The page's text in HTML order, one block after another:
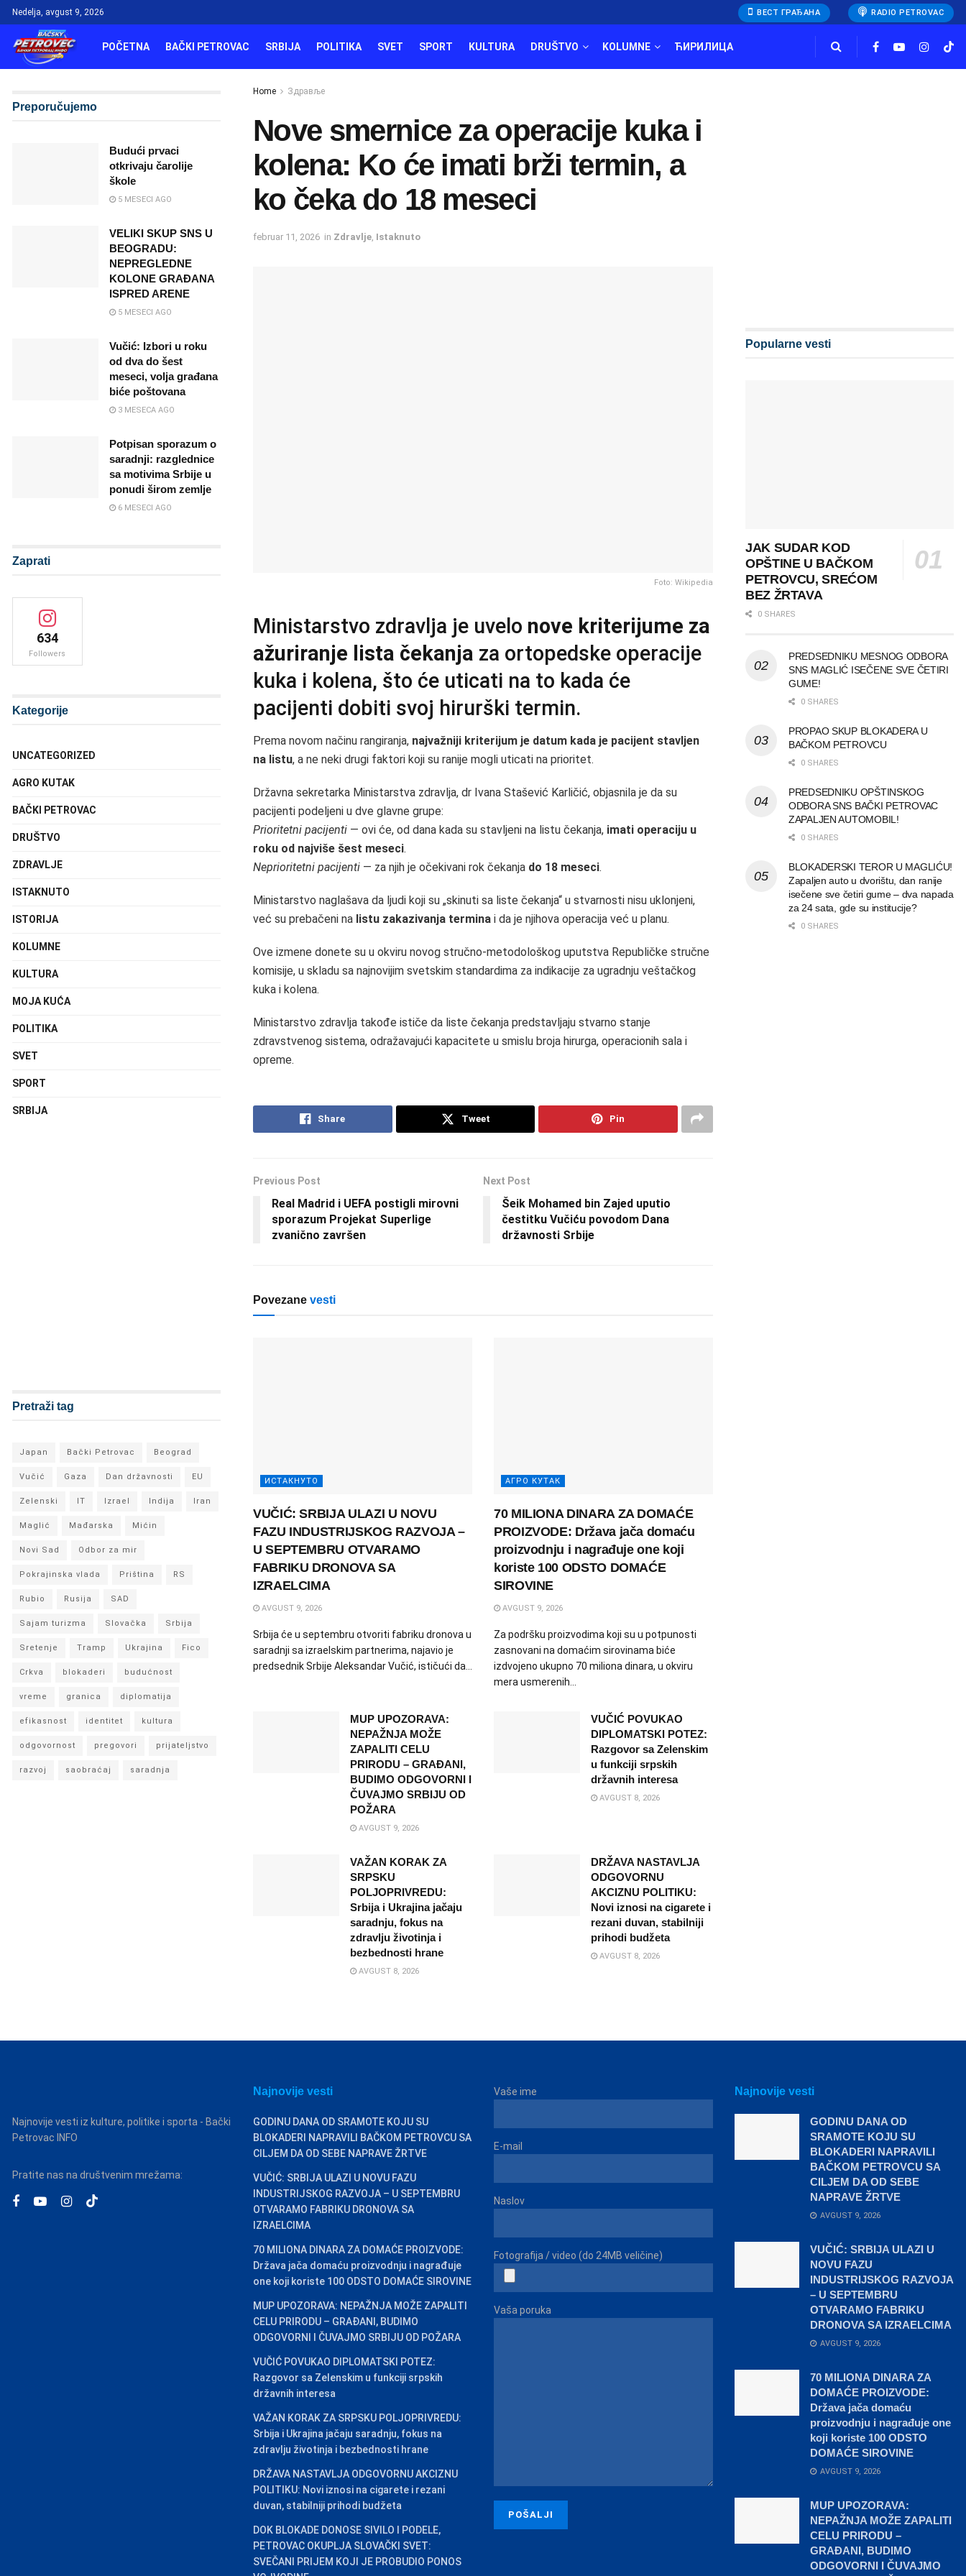
Nedelja, avgust 9, 2026 ВЕСТ ГРАЂАНА RADIO PETROVAC
POČETNA BAČKI PETROVAC SRBIJA POLITIKA SVET SPORT KULTURA DRUŠTVO KOLUMNE ЋИРИЛИЦА
Home Здравље
Nove smernice za operacije kuka i
kolena: Ko će imati brži termin, a
ko čeka do 18 meseci
februar 11, 2026 in Zdravlje Istaknuto
Foto: Wikipedia
Ministarstvo zdravlja je uvelo nove kriterijume za
ažuriranje lista čekanja za ortopedske operacije
kuka i kolena, što će uticati na to kada će
pacijenti dobiti svoj hirurški termin.
Prema novom načinu rangiranja, najvažniji kriterijum je datum kada je pacijent stavljen
na listu, a ne neki drugi faktori koji su ranije mogli uticati na prioritet.
Državna sekretarka Ministarstva zdravlja, dr Ivana Stašević Karličić, objasnila je da su
pacijenti podeljeni u dve glavne grupe:
Prioritetni pacijenti — ovi će, od dana kada su stavljeni na listu čekanja, imati operaciju u
roku od najviše šest meseci.
Neprioritetni pacijenti — za njih je očekivani rok čekanja do 18 meseci.
Ministarstvo naglašava da ljudi koji su „skinuti sa liste čekanja“ u stvarnosti nisu uklonjeni,
već su prebačeni na listu zakazivanja termina i da je njihova operacija već u planu.
Ove izmene donete su u okviru novog stručno-metodološkog uputstva Republičke stručne
komisije, u skladu sa najnovijim svetskim standardima za indikacije za ugradnju veštačkog
kuka i kolena.
Ministarstvo zdravlja takođe ističe da liste čekanja predstavljaju stvarno stanje
zdravstvenog sistema, odražavajući kapacitete u smislu broja hirurga, operacionih sala i
opreme.
Share Tweet Pin
Previous Post
Real Madrid i UEFA postigli mirovni
sporazum Projekat Superlige
zvanično završen
Next Post
Šeik Mohamed bin Zajed uputio
čestitku Vučiću povodom Dana
državnosti Srbije
Povezane vesti
ИСТАКНУТО
VUČIĆ: SRBIJA ULAZI U NOVU
FAZU INDUSTRIJSKOG RAZVOJA –
U SEPTEMBRU OTVARAMO
FABRIKU DRONOVA SA
IZRAELCIMA
AVGUST 9, 2026
Srbija će u septembru otvoriti fabriku dronova u
saradnji sa izraelskim partnerima, najavio je
predsednik Srbije Aleksandar Vučić, ističući da...
АГРО КУТАК
70 MILIONA DINARA ZA DOMAĆE
PROIZVODE: Država jača domaću
proizvodnju i nagrađuje one koji
koriste 100 ODSTO DOMAĆE
SIROVINE
AVGUST 9, 2026
Za podršku proizvodima koji su u potpunosti
zasnovani na domaćim sirovinama biće
izdvojeno ukupno 70 miliona dinara, u okviru
mera usmerenih...
MUP UPOZORAVA:
NEPAŽNJA MOŽE
ZAPALITI CELU
PRIRODU – GRAĐANI,
BUDIMO ODGOVORNI I
ČUVAJMO SRBIJU OD
POŽARA
AVGUST 9, 2026
VUČIĆ POVUKAO
DIPLOMATSKI POTEZ:
Razgovor sa Zelenskim
u funkciji srpskih
državnih interesa
AVGUST 8, 2026
VAŽAN KORAK ZA
SRPSKU
POLJOPRIVREDU:
Srbija i Ukrajina jačaju
saradnju, fokus na
zdravlju životinja i
bezbednosti hrane
AVGUST 8, 2026
DRŽAVA NASTAVLJA
ODGOVORNU
AKCIZNU POLITIKU:
Novi iznosi na cigarete i
rezani duvan, stabilniji
prihodi budžeta
AVGUST 8, 2026
Preporučujemo
Budući prvaci
otkrivaju čarolije
škole
5 MESECI AGO
VELIKI SKUP SNS U
BEOGRADU:
NEPREGLEDNE
KOLONE GRAĐANA
ISPRED ARENE
5 MESECI AGO
Vučić: Izbori u roku
od dva do šest
meseci, volja građana
biće poštovana
3 MESECA AGO
Potpisan sporazum o
saradnji: razglednice
sa motivima Srbije u
ponudi širom zemlje
6 MESECI AGO
Zaprati
634
Followers
Kategorije
UNCATEGORIZED
AGRO KUTAK
BAČKI PETROVAC
DRUŠTVO
ZDRAVLJE
ISTAKNUTO
ISTORIJA
KOLUMNE
KULTURA
MOJA KUĆA
POLITIKA
SVET
SPORT
SRBIJA
Pretraži tag
Japan Bački Petrovac Beograd
Vučić Gaza Dan državnosti EU
Zelenski IT Izrael Indija Iran
Maglić Mađarska Mićin
Novi Sad Odbor za mir
Pokrajinska vlada Priština RS
Rubio Rusija SAD
Sajam turizma Slovačka Srbija
Sretenje Tramp Ukrajina Fico
Crkva blokaderi budućnost
vreme granica diplomatija
efikasnost identitet kultura
odgovornost pregovori prijateljstvo
razvoj saobraćaj saradnja
Popularne vesti
JAK SUDAR KOD
OPŠTINE U BAČKOM
PETROVCU, SREĆOM
BEZ ŽRTAVA
0 SHARES
PREDSEDNIKU MESNOG ODBORA
SNS MAGLIĆ ISEČENE SVE ČETIRI
GUME!
0 SHARES
PROPAO SKUP BLOKADERA U
BAČKOM PETROVCU
0 SHARES
PREDSEDNIKU OPŠTINSKOG
ODBORA SNS BAČKI PETROVAC
ZAPALJEN AUTOMOBIL!
0 SHARES
BLOKADERSKI TEROR U MAGLIĆU!
Zapaljen auto u dvorištu, dan ranije
isečene sve četiri gume – dva napada
za 24 sata, gde su institucije?
0 SHARES
Najnovije vesti iz kulture, politike i sporta - Bački
Petrovac INFO
Pratite nas na društvenim mrežama:
Najnovije vesti
GODINU DANA OD SRAMOTE KOJU SU
BLOKADERI NAPRAVILI BAČKOM PETROVCU SA
CILJEM DA OD SEBE NAPRAVE ŽRTVE
VUČIĆ: SRBIJA ULAZI U NOVU FAZU
INDUSTRIJSKOG RAZVOJA – U SEPTEMBRU
OTVARAMO FABRIKU DRONOVA SA
IZRAELCIMA
70 MILIONA DINARA ZA DOMAĆE PROIZVODE:
Država jača domaću proizvodnju i nagrađuje
one koji koriste 100 ODSTO DOMAĆE SIROVINE
MUP UPOZORAVA: NEPAŽNJA MOŽE ZAPALITI
CELU PRIRODU – GRAĐANI, BUDIMO
ODGOVORNI I ČUVAJMO SRBIJU OD POŽARA
VUČIĆ POVUKAO DIPLOMATSKI POTEZ:
Razgovor sa Zelenskim u funkciji srpskih
državnih interesa
VAŽAN KORAK ZA SRPSKU POLJOPRIVREDU:
Srbija i Ukrajina jačaju saradnju, fokus na
zdravlju životinja i bezbednosti hrane
DRŽAVA NASTAVLJA ODGOVORNU AKCIZNU
POLITIKU: Novi iznosi na cigarete i rezani
duvan, stabilniji prihodi budžeta
DOK BLOKADE DONOSE SIVILO I PODELE,
PETROVAC OKUPLJA SLOVAČKI SVET:
SVEČANI PRIJEM KOJI JE PROBUDIO PONOS
Vaše ime
E-mail
Naslov
Fotografija / video (do 24MB veličine)
Vaša poruka
Najnovije vesti
GODINU DANA OD
SRAMOTE KOJU SU
BLOKADERI NAPRAVILI
BAČKOM PETROVCU SA
CILJEM DA OD SEBE
NAPRAVE ŽRTVE
AVGUST 9, 2026
VUČIĆ: SRBIJA ULAZI U
NOVU FAZU
INDUSTRIJSKOG RAZVOJA
– U SEPTEMBRU
OTVARAMO FABRIKU
DRONOVA SA IZRAELCIMA
AVGUST 9, 2026
70 MILIONA DINARA ZA
DOMAĆE PROIZVODE:
Država jača domaću
proizvodnju i nagrađuje one
koji koriste 100 ODSTO
DOMAĆE SIROVINE
AVGUST 9, 2026
MUP UPOZORAVA:
NEPAŽNJA MOŽE ZAPALITI
CELU PRIRODU –
GRAĐANI, BUDIMO
ODGOVORNI I ČUVAJMO